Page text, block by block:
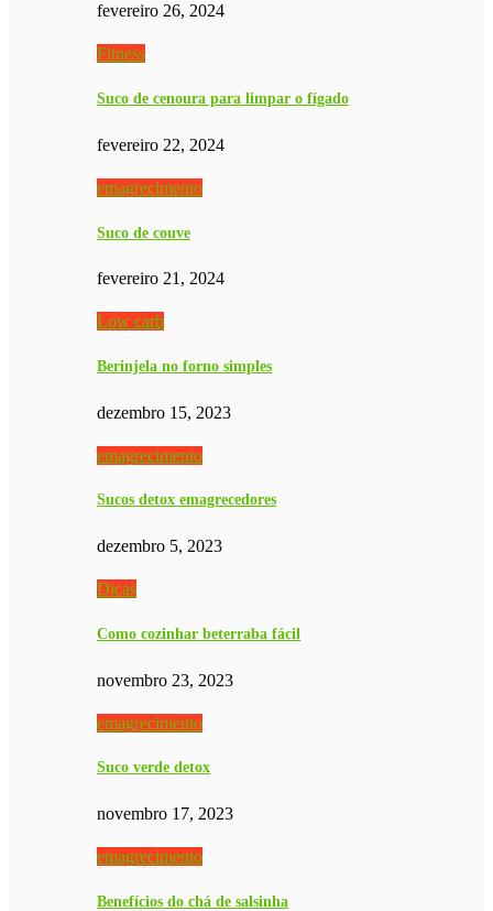
fevereiro 26, 2024
Fitness
Suco de cenoura para limpar o fígado
fevereiro 22, 2024
emagrecimento
Suco de couve
fevereiro 21, 2024
Low carb
Berinjela no forno simples
dezembro 15, 2023
emagrecimento
Sucos detox emagrecedores
dezembro 5, 2023
Dicas
Como cozinhar beterraba fácil
novembro 23, 2023
emagrecimento
Suco verde detox
novembro 17, 2023
emagrecimento
Benefícios do chá de salsinha